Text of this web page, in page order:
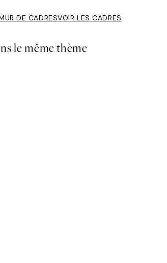
DE CADRESVOIR LES CADRES
le même thème